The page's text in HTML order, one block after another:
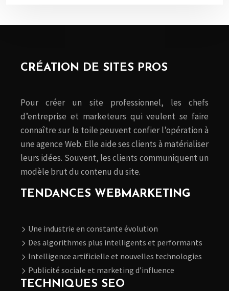
CRÉATION DE SITES PROS
Pour créer un site professionnel, les chefs
d’entreprise et marketeurs qui veulent se faire
connaître sur la toile peuvent confier l’opération à
une agence Web. Elle aide ses clients à matérialiser
leurs idées. Souvent, les clients communiquent un
modèle brut du contenu du site.
TENDANCES WEBMARKETING
Une industrie en constante évolution
Des algorithmes plus intelligents et performants
Intelligence artificielle et nouvelles technologies
Publicité sociale et marketing d’influence
TECHNIQUES SEO